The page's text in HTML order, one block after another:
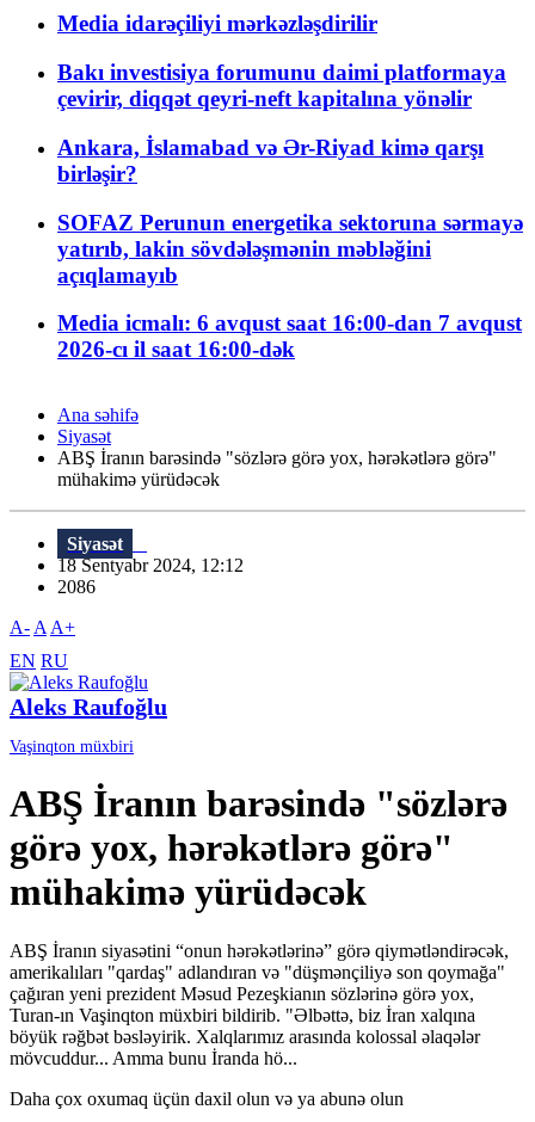
Media idarəçiliyi mərkəzləşdirilir
Bakı investisiya forumunu daimi platformaya
çevirir, diqqət qeyri-neft kapitalına yönəlir
Ankara, İslamabad və Ər-Riyad kimə qarşı
birləşir?
SOFAZ Perunun energetika sektoruna sərmayə
yatırıb, lakin sövdələşmənin məbləğini
açıqlamayıb
Media icmalı: 6 avqust saat 16:00-dan 7 avqust
2026-cı il saat 16:00-dək
Ana səhifə
Siyasət
ABŞ İranın barəsində "sözlərə görə yox, hərəkətlərə görə"
mühakimə yürüdəcək
Siyasət
18 Sentyabr 2024, 12:12
2086
A- A A+
EN RU
Aleks Raufoğlu
Vaşinqton müxbiri
ABŞ İranın barəsində "sözlərə
görə yox, hərəkətlərə görə"
mühakimə yürüdəcək
ABŞ İranın siyasətini “onun hərəkətlərinə” görə qiymətləndirəcək,
amerikalıları "qardaş" adlandıran və "düşmənçiliyə son qoymağa"
çağıran yeni prezident Məsud Pezeşkianın sözlərinə görə yox,
Turan-ın Vaşinqton müxbiri bildirib. "Əlbəttə, biz İran xalqına
böyük rəğbət bəsləyirik. Xalqlarımız arasında kolossal əlaqələr
mövcuddur... Amma bunu İranda hö...
Daha çox oxumaq üçün daxil olun və ya abunə olun